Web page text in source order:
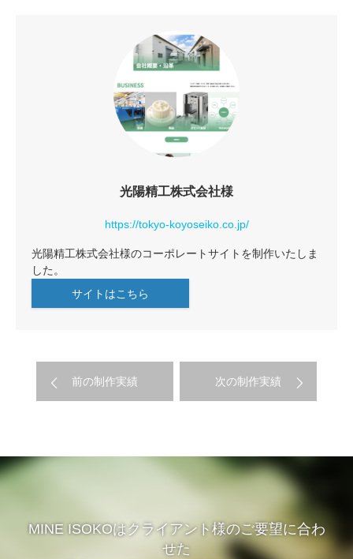
光陽精工株式会社様
https://tokyo-koyoseiko.co.jp/
光陽精工株式会社様のコーポレートサイトを制作いたしま
した。
サイトはこちら
前の制作実績 次の制作実績
MINE ISOKOはクライアント様のご要望に合わ
せた